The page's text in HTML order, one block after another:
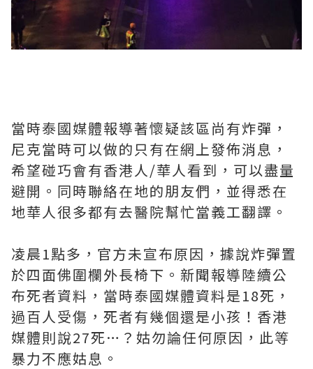
當時泰國媒體報導著懷疑該區尚有炸彈，
尼克當時可以做的只有在網上發佈消息，
希望碰巧會有香港人 /華人看到，可以盡量
避開。同時聯絡在地的朋友們，並得悉在
地華人很多都有去醫院幫忙當義工翻譯。
凌晨1點多，官方未宣布原因，據說炸彈置
於四面佛圍欄外長椅下。新聞報導陸續公
布死者資料，當時泰國媒體資料是18死，
過百人受傷，死者有幾個還是小孩！香港
媒體則說27死… ？姑勿論任何原因，此等
暴力不應姑息。